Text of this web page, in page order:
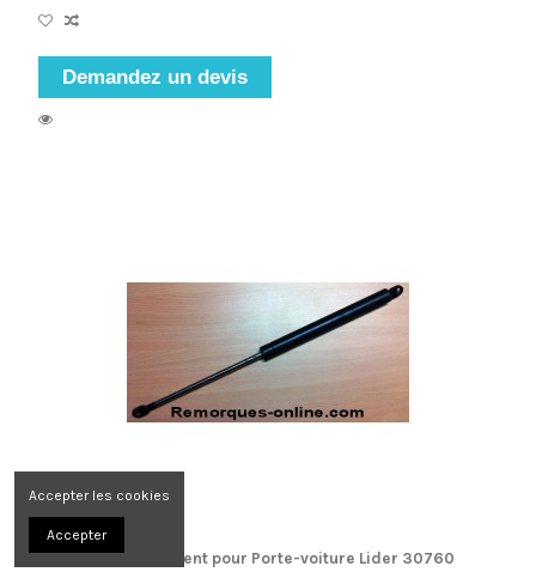
Demandez un devis
Vérin de basculement pour Porte-voiture Lider 30760
Accepter les cookies
Accepter